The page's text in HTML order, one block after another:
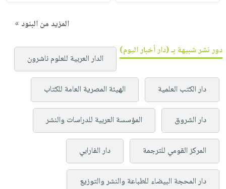
المزيد من البنود »
دور نشر شبيهة بـ (دار أخبار اليوم)
الدار العربية للعلوم ناشرون
دار الكتب العلمية الهيئة المصرية العامة للكتاب
دار الشروق المؤسسة العربية للدراسات والنشر
المركز القومي للترجمة دار الفارابي
دار المحجة البيضاء للطباعة والنشر والتوزيع